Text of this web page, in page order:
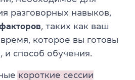
разговорных навыков,
, таких как ваш
которое вы готовы
и способ обучения.
короткие сессии